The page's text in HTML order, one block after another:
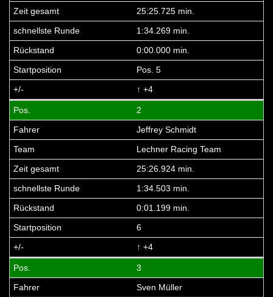
25:25.725 min.
1:34.269 min.
0:00.000 min.
Pos. 5
↑ +4
2
Jeffrey Schmidt
Lechner Racing Team
25:26.924 min.
1:34.503 min.
0:01.199 min.
6
↑ +4
3
Sven Müller